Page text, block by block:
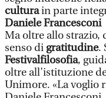
culturain parte
Daniele Francesconi
Ma oltre allo strazio,
senso di gratitudine.
Festivalfilosofia,
oltre all’istituzione
Unimore. «La voglio